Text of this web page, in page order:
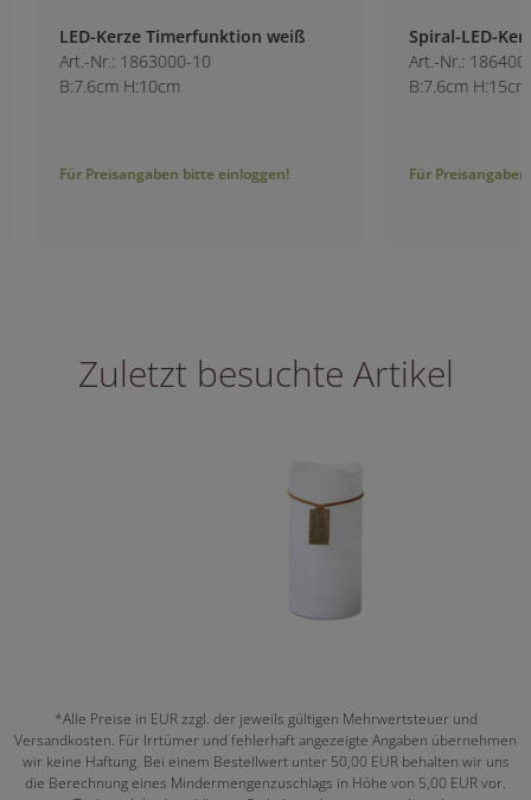
LED-Kerze Timerfunktion weiß
Art.-Nr.: 1863000-10
B:7.6cm H:10cm
Für Preisangaben bitte einloggen!
Spiral-LED-
Art.-Nr.: 1864000-
B:7.6cm H:15cm
Für Preisangaben
Zuletzt besuchte Artikel
*Alle Preise in EUR zzgl. der jeweils gültigen Mehrwertsteuer und
Versandkosten. Für Irrtümer und fehlerhaft angezeigte Angaben übernehmen
wir keine Haftung. Bei einem Bestellwert unter 50,00 EUR behalten wir uns
die Berechnung eines Mindermengenzuschlags in Höhe von 5,00 EUR vor.